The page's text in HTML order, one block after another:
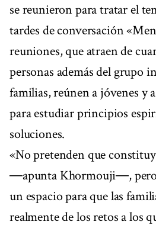
se reunieron para tratar el
tardes de conversación
reuniones, que atraen de
personas además del grupo
familias, reúnen a jóvenes y
para estudiar principios
soluciones.
«No pretenden que
―apunta Khormouji―, pero
un espacio para que las
realmente de los retos a los